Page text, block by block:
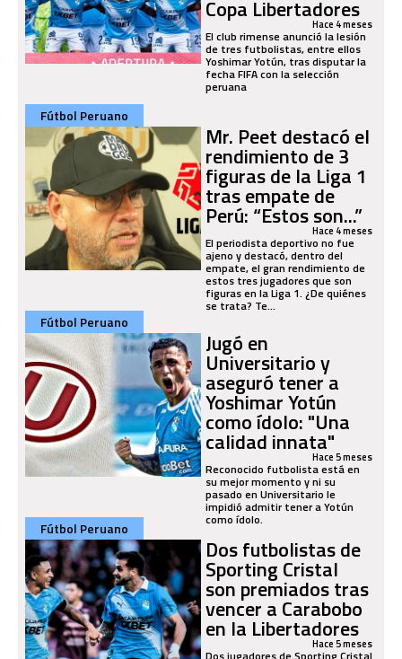
Copa Libertadores
Hace 4 meses
El club rimense anunció la lesión
de tres futbolistas, entre ellos
Yoshimar Yotún, tras disputar la
fecha FIFA con la selección
peruana
Fútbol Peruano
Mr. Peet destacó el
rendimiento de 3
figuras de la Liga 1
tras empate de
Perú: “Estos son...”
Hace 4 meses
El periodista deportivo no fue
ajeno y destacó, dentro del
empate, el gran rendimiento de
estos tres jugadores que son
figuras en la Liga 1. ¿De quiénes
se trata? Te...
Fútbol Peruano
Jugó en
Universitario y
aseguró tener a
Yoshimar Yotún
como ídolo: "Una
calidad innata"Hace 5 meses
Reconocido futbolista está en
su mejor momento y ni su
pasado en Universitario le
impidió admitir tener a Yotún
como ídolo.
Fútbol Peruano
Dos futbolistas de
Sporting Cristal
son premiados tras
vencer a Carabobo
en la Libertadores
Hace 5 meses
Dos jugadores de Sporting Cristal